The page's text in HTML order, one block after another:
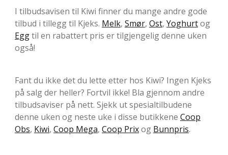
I tilbudsavisen til Kiwi finner du mange andre gode
tilbud i tillegg til Kjeks. Melk, Smør, Ost, Yoghurtog
Eggtil en rabattert pris er tilgjengelig denne uken
også!
Fant du ikke det du lette etter hos Kiwi? Ingen Kjeks
på salg der heller? Fortvil ikke! Bla gjennom andre
tilbudsaviser på nett. Sjekk ut spesialtilbudene
denne uken og neste uke i disse butikkene Coop
Obs, Kiwi, Coop Mega, Coop Prixog Bunnpris.